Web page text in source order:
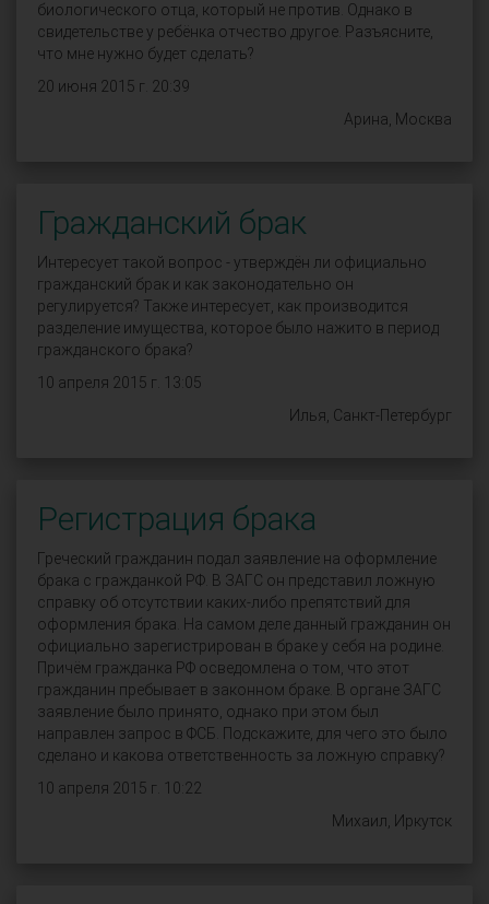
биологического отца, который не против. Однако в
свидетельстве у ребёнка отчество другое. Разъясните,
что мне нужно будет сделать?
20 июня 2015 г. 20:39
Арина, Москва
Гражданский брак
Интересует такой вопрос - утверждён ли официально
гражданский брак и как законодательно он
регулируется? Также интересует, как производится
разделение имущества, которое было нажито в период
гражданского брака?
10 апреля 2015 г. 13:05
Илья, Санкт-Петербург
Регистрация брака
Греческий гражданин подал заявление на оформление
брака с гражданкой РФ. В ЗАГС он представил ложную
справку об отсутствии каких-либо препятствий для
оформления брака. На самом деле данный гражданин он
официально зарегистрирован в браке у себя на родине.
Причём гражданка РФ осведомлена о том, что этот
гражданин пребывает в законном браке. В органе ЗАГС
заявление было принято, однако при этом был
направлен запрос в ФСБ. Подскажите, для чего это было
сделано и какова ответственность за ложную справку?
10 апреля 2015 г. 10:22
Михаил, Иркутск